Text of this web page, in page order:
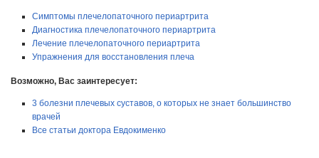
Симптомы плечелопаточного периартрита
Диагностика плечелопаточного периартрита
Лечение плечелопаточного периартрита
Упражнения для восстановления плеча
Возможно, Вас заинтересует:
3 болезни плечевых суставов, о которых не знает большинство
врачей
Все статьи доктора Евдокименко